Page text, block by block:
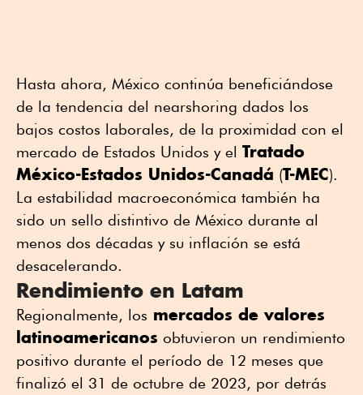
Hasta ahora, México continúa beneficiándose
de la tendencia del nearshoring dados los
bajos costos laborales, de la proximidad con el
mercado de Estados Unidos y el Tratado
México-Estados Unidos-Canadá (T-MEC).
La estabilidad macroeconómica también ha
sido un sello distintivo de México durante al
menos dos décadas y su inflación se está
desacelerando.
Rendimiento en Latam
Regionalmente, los mercados de valores
latinoamericanos obtuvieron un rendimiento
positivo durante el período de 12 meses que
finalizó el 31 de octubre de 2023, por detrás